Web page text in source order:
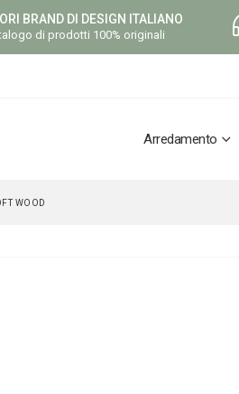
BRAND DI DESIGN ITALIANO
di prodotti 100% originali
Arredamento
WOOD